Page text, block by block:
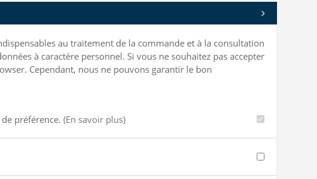
au traitement de la commande et à la consultation
à caractère personnel. Si vous ne souhaitez pas accepter
Cependant, nous ne pouvons garantir le bon
préférence. (En savoir plus)